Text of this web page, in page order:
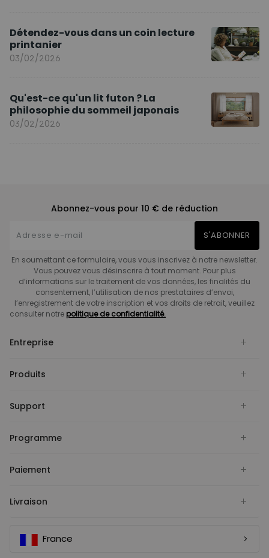
Détendez-vous dans un coin lecture
printanier
03/02/2026
Qu'est-ce qu'un lit futon ? La
philosophie du sommeil japonais
03/02/2026
Abonnez-vous pour 10 € de réduction
S'ABONNER
En soumettant ce formulaire, vous vous inscrivez à notre newsletter.
Vous pouvez vous désinscrire à tout moment. Pour plus
d’informations sur le traitement de vos données, les finalités du
consentement, l’utilisation de nos prestataires d’envoi,
l’enregistrement de votre inscription et vos droits de retrait, veuillez
consulter notre politique de confidentialité.
Entreprise
Produits
Support
Programme
Paiement
Livraison
France